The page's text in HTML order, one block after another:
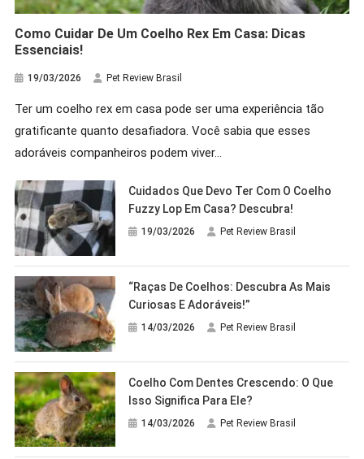
Como Cuidar De Um Coelho Rex Em Casa: Dicas
Essenciais!
19/03/2026 Pet Review Brasil
Ter um coelho rex em casa pode ser uma experiência tão
gratificante quanto desafiadora. Você sabia que esses
adoráveis companheiros podem viver…
Cuidados Que Devo Ter Com O Coelho
Fuzzy Lop Em Casa? Descubra!
19/03/2026 Pet Review Brasil
“Raças De Coelhos: Descubra As Mais
Curiosas E Adoráveis!”
14/03/2026 Pet Review Brasil
Coelho Com Dentes Crescendo: O Que
Isso Significa Para Ele?
14/03/2026 Pet Review Brasil